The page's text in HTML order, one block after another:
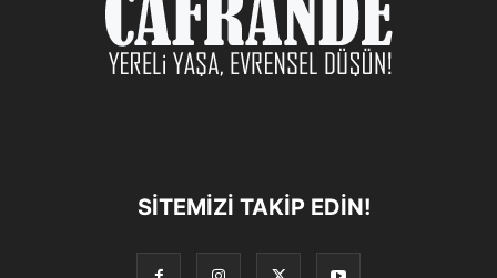
SITEMIZI TAKIP EDIN!